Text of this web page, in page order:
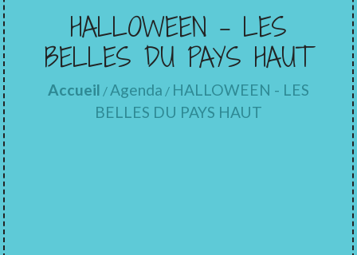
HALLOWEEN - LES
BELLES DU PAYS HAUT
Accueil / Agenda / HALLOWEEN - LES
BELLES DU PAYS HAUT